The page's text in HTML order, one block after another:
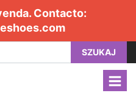
Contacto:
SZUKAJ